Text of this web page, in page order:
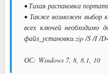
• Тихая распаковка
• Также возможен выбор
всех ключей необходимо
файл_установки.zip /S /I /
ОС: Windows 7, 8, 8.1, 10